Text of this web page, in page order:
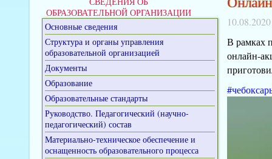
ОБРАЗОВАТЕЛЬНОЙ ОРГАНИЗАЦИИ
Основные сведения
Структура и органы управления
образовательной организацией
Документы
Образование
Образовательные стандарты
Руководство. Педагогический (научно-
педагогический) состав
Материально-техническое обеспечение и
оснащенность образовательного процесса
10.08.2020
В рамках
онлайн-